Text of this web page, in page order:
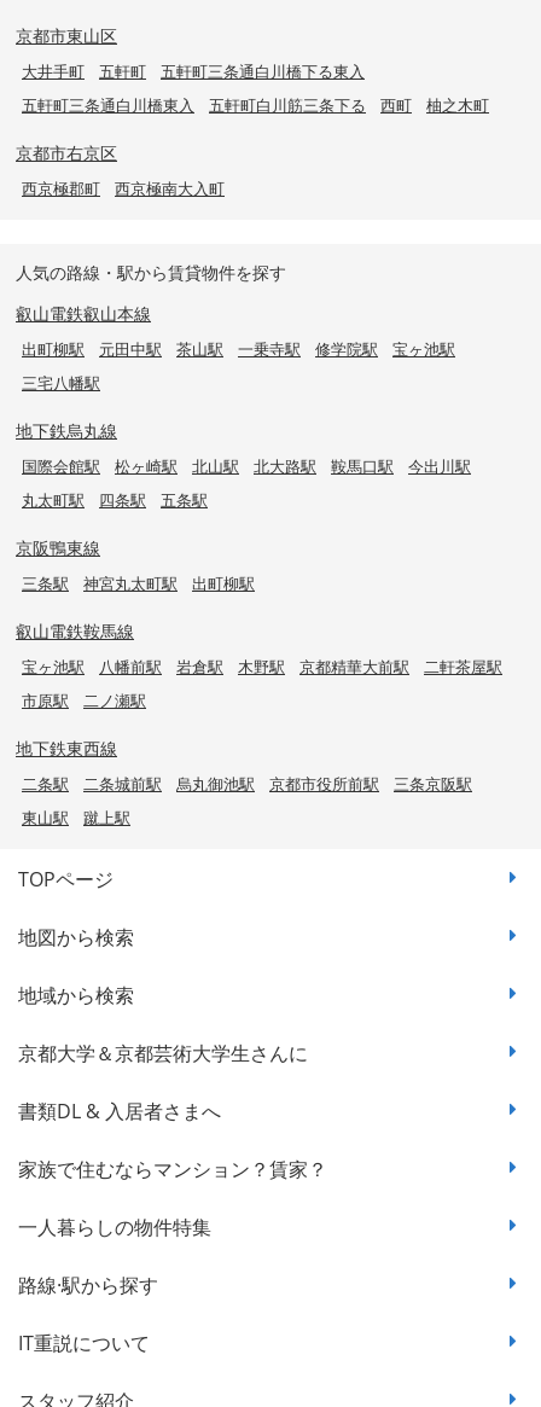
京都市東山区
大井手町 五軒町
五軒町三条通白川橋下る東入
五軒町三条通白川橋東入
五軒町白川筋三条下る 西町 柚之木町
京都市右京区
西京極郡町 西京極南大入町
人気の路線・駅から賃貸物件を探す
叡山電鉄叡山本線
出町柳駅 元田中駅 茶山駅 一乗寺駅 修学院駅
宝ヶ池駅
三宅八幡駅
地下鉄烏丸線
国際会館駅 松ヶ崎駅 北山駅 北大路駅 鞍馬口駅
今出川駅
丸太町駅
四条駅 五条駅
京阪鴨東線
三条駅 神宮丸太町駅 出町柳駅
叡山電鉄鞍馬線
宝ヶ池駅 八幡前駅 岩倉駅 木野駅 京都精華大前駅
二軒茶屋駅
市原駅
二ノ瀬駅
地下鉄東西線
二条駅 二条城前駅 烏丸御池駅 京都市役所前駅
三条京阪駅
東山駅
蹴上駅
TOPページ
地図から検索
地域から検索
京都大学＆京都芸術大学生さんに
書類DL & 入居者さまへ
家族で住むならマンション？賃家？
一人暮らしの物件特集
路線·駅から探す
IT重説について
スタッフ紹介